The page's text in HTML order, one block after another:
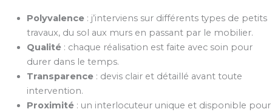
Polyvalence: j’interviens sur différents types de petits
travaux, du sol aux murs en passant par le mobilier.
Qualité: chaque réalisation est faite avec soin pour
durer dans le temps.
Transparence: devis clair et détaillé avant toute
intervention.
Proximité: un interlocuteur unique et disponible pour